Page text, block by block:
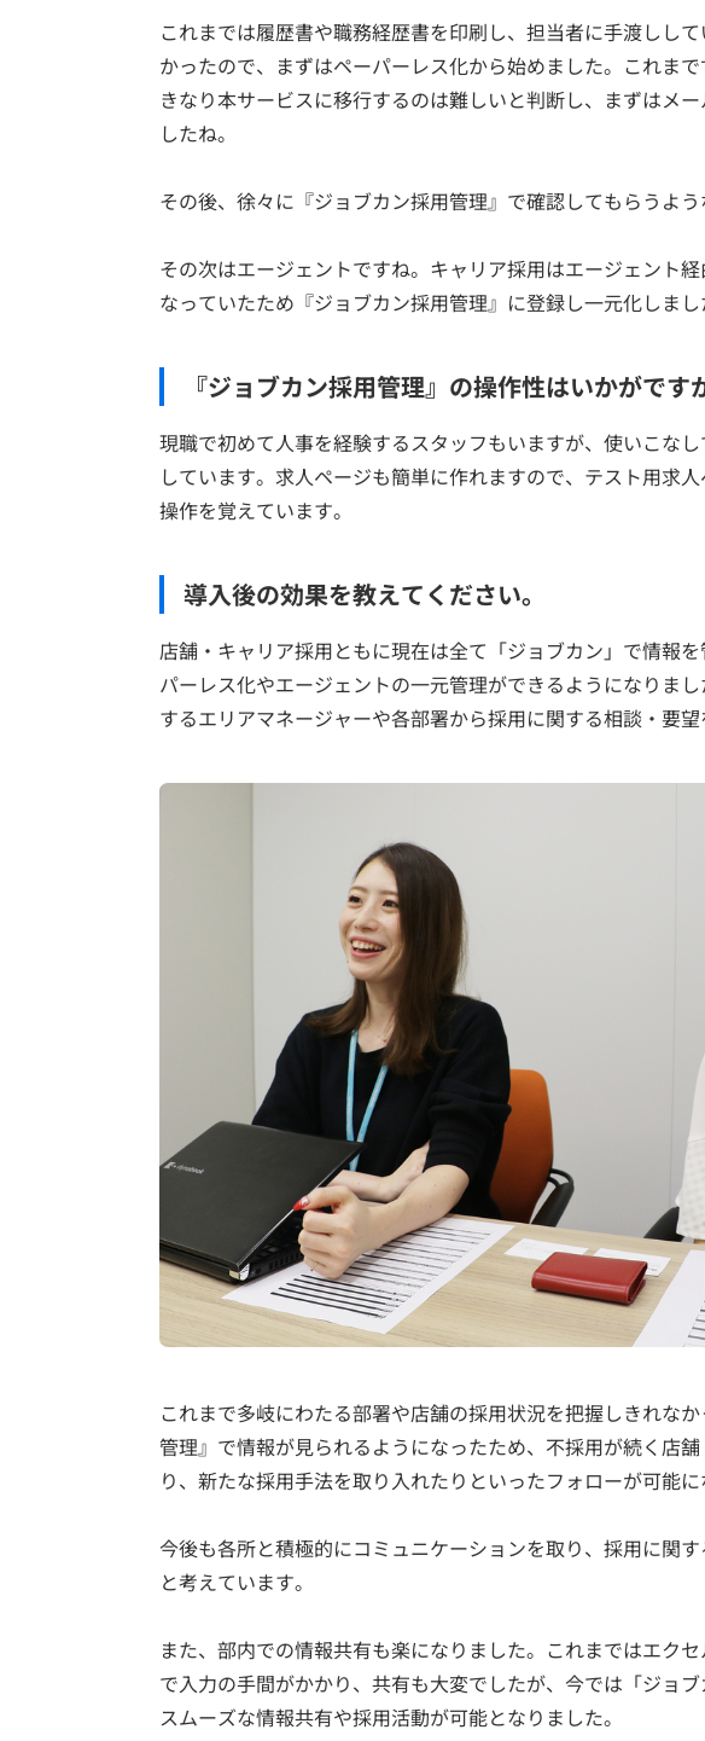
これまでは履歴書や職務経歴書を印刷し、担当者に手渡しし
かったので、まずはペーパーレス化から始めました。これま
きなり本サービスに移行するのは難しいと判断し、まずはメ
したね。
その後、徐々に『ジョブカン採用管理』で確認してもらうよう
その次はエージェントですね。キャリア採用はエージェント
なっていたため『ジョブカン採用管理』に登録し一元化しまし
『ジョブカン採用管理』の操作性はいかがです
現職で初めて人事を経験するスタッフもいますが、使いこな
しています。求人ページも簡単に作れますので、テスト用求
操作を覚えています。
導入後の効果を教えてください。
店舗・キャリア採用ともに現在は全て「ジョブカン」で情報
パーレス化やエージェントの一元管理ができるようになりま
するエリアマネージャーや各部署から採用に関する相談・要望
これまで多岐にわたる部署や店舗の採用状況を把握しきれな
管理』で情報が見られるようになったため、不採用が続く店
り、新たな採用手法を取り入れたりといったフォローが可能に
今後も各所と積極的にコミュニケーションを取り、採用に関
と考えています。
また、部内での情報共有も楽になりました。これまではエク
で入力の手間がかかり、共有も大変でしたが、今では「ジョ
スムーズな情報共有や採用活動が可能となりました。